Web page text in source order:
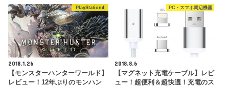
PlayStation4
2018.1.26
【モンスターハンターワールド】
レビュー！12年ぶりのモンハン
PC・スマホ周辺機器
2018.8.6
【マグネット充電ケーブル】レビ
ュー！超便利＆超快適！充電のス